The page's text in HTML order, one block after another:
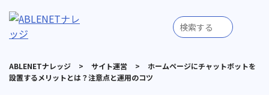
ABLENETナレッジ > サイト運営 >
ホームページにチャットボットを
設置するメリットとは？注意点と運用のコツ